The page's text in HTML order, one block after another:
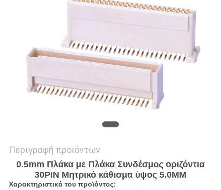
Περιγραφή προϊόντων
0.5mm Πλάκα με Πλάκα Συνδέσμος οριζόντια
30PIN Μητρικό κάθισμα ύψος 5.0MM
Χαρακτηριστικά του προϊόντος: